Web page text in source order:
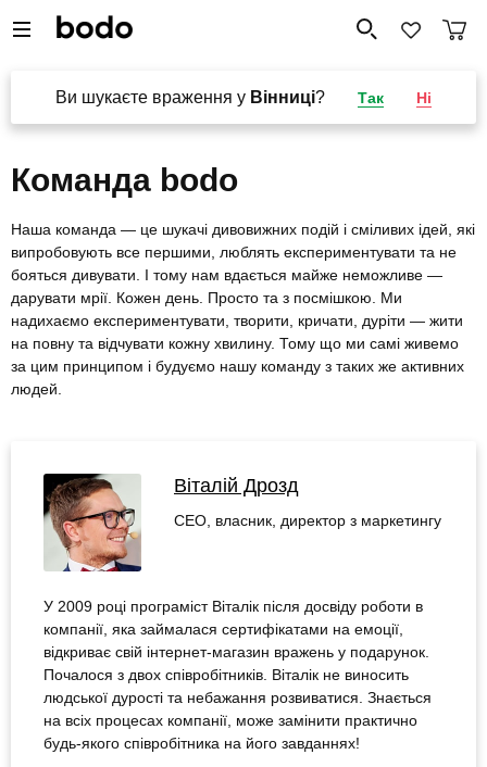
Ви шукаєте враження у Вінниці? Так Ні
Команда bodo
Наша команда — це шукачі дивовижних подій і сміливих ідей, які
випробовують все першими, люблять експериментувати та не
бояться дивувати. І тому нам вдається майже неможливе —
дарувати мрії. Кожен день. Просто та з посмішкою. Ми
надихаємо експериментувати, творити, кричати, дуріти — жити
на повну та відчувати кожну хвилину. Тому що ми самі живемо
за цим принципом і будуємо нашу команду з таких же активних
людей.
Віталій Дрозд
СЕО, власник, директор з маркетингу
У 2009 році програміст Віталік після досвіду роботи в
компанії, яка займалася сертифікатами на емоції,
відкриває свій інтернет-магазин вражень у подарунок.
Почалося з двох співробітників. Віталік не виносить
людської дурості та небажання розвиватися. Знається
на всіх процесах компанії, може замінити практично
будь-якого співробітника на його завданнях!